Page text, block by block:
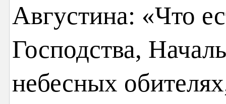
Августина: «Что
Господства,
небесных